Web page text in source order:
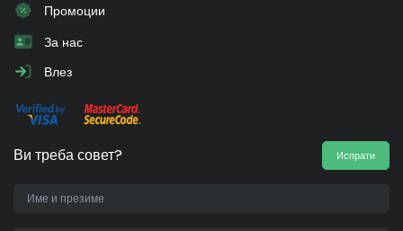
Промоции
За нас
Влез
Ви треба совет? Испрати